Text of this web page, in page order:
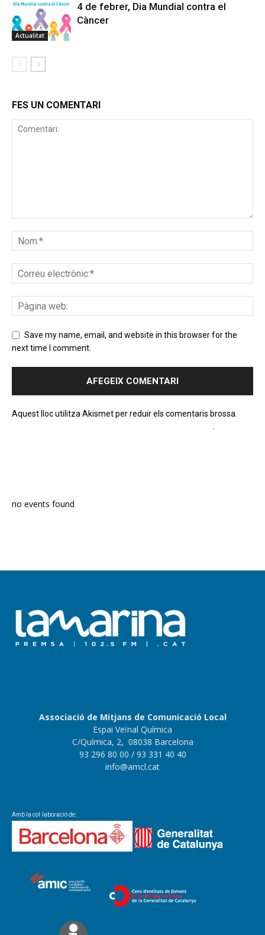
Actualitat
4 de febrer, Dia Mundial contra el
Càncer
FES UN COMENTARI
Save my name, email, and website in this browser for the
next time I comment.
Aquest lloc utilitza Akismet per reduir els comentaris brossa.
no events found
Associació de Mitjans de Comunicació Local
Espai Veïnal Química
C/Química, 2, 08038 Barcelona
93 296 80 00 / 93 331 40 40
info@amcl.cat
Amb la col·laboració de: